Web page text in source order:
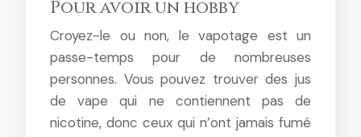
Pour avoir un hobby
Croyez-le ou non, le vapotage est un
passe-temps pour de nombreuses
personnes. Vous pouvez trouver des jus
de vape qui ne contiennent pas de
nicotine, donc ceux qui n’ont jamais fumé